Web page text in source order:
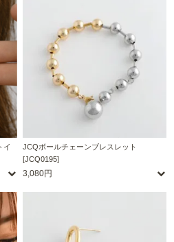
イ
JCQボールチェーンブレスレット
[JCQ0195]
3,080円